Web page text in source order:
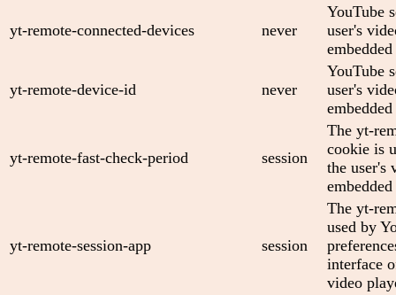
yt-remote-connected-devices never
YouTube
user's
yt-remote-device-id never
YouTube
user's
yt-remote-fast-check-period session
The yt-
cookie is
the user's
yt-remote-session-app session
The yt-
used by
interface
video